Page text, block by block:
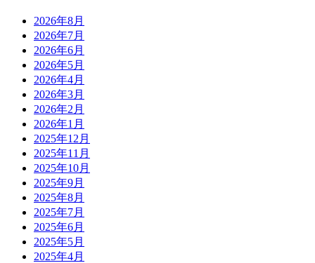
2026年8月
2026年7月
2026年6月
2026年5月
2026年4月
2026年3月
2026年2月
2026年1月
2025年12月
2025年11月
2025年10月
2025年9月
2025年8月
2025年7月
2025年6月
2025年5月
2025年4月